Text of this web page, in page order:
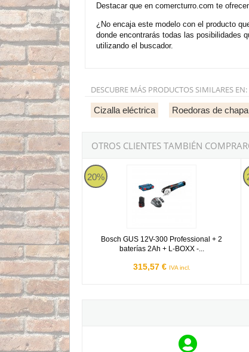
Destacar que en comercturro.com te
¿No encaja este modelo con el producto
donde encontrarás todas las posibilidades
utilizando el buscador.
DESCUBRE MÁS PRODUCTOS SIMILARES EN:
Cizalla eléctrica Roedoras de
OTROS CLIENTES TAMBIÉN
20%
Bosch GUS 12V-300 Professional + 2
baterías 2Ah + L-BOXX -...
315,57 € IVA incl.
Bosch GUS 12V-300 Professional + 2